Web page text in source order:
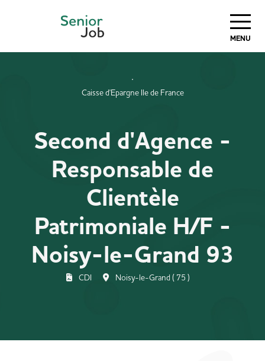
MENU
Caisse d'Epargne Ile de France
Second d'Agence -
Responsable de
Clientèle
Patrimoniale H/F -
Noisy-le-Grand 93
CDI Noisy-le-Grand ( 75 )